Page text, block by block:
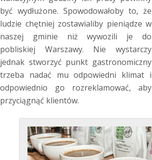
być wydłużone. Spowodowałoby to, że
ludzie chętniej zostawialiby pieniądze w
naszej gminie niż wywozili je do
pobliskiej Warszawy. Nie wystarczy
jednak stworzyć punkt gastronomiczny
trzeba nadać mu odpowiedni klimat i
odpowiednio go rozreklamować, aby
przyciągnąć klientów.